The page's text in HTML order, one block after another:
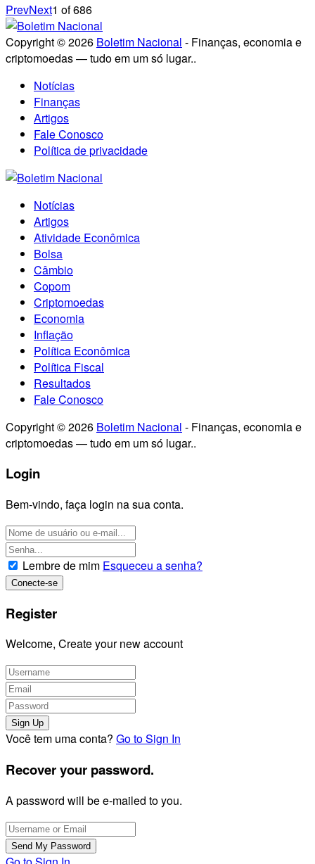
PrevNext1 of686
Copyright © 2026 Boletim Nacional - Finanças, economia e
criptomoedas — tudo em um só lugar..
Notícias
Finanças
Artigos
Fale Conosco
Política de privacidade
Notícias
Artigos
Atividade Econômica
Bolsa
Câmbio
Copom
Criptomoedas
Economia
Inflação
Política Econômica
Política Fiscal
Resultados
Fale Conosco
Copyright © 2026 Boletim Nacional - Finanças, economia e
criptomoedas — tudo em um só lugar..
Login
Bem-vindo, faça login na sua conta.
Lembre de mim Esqueceu a senha?
Register
Welcome, Create your new account
Você tem uma conta? Go to Sign In
Recover your password.
A password will be e-mailed to you.